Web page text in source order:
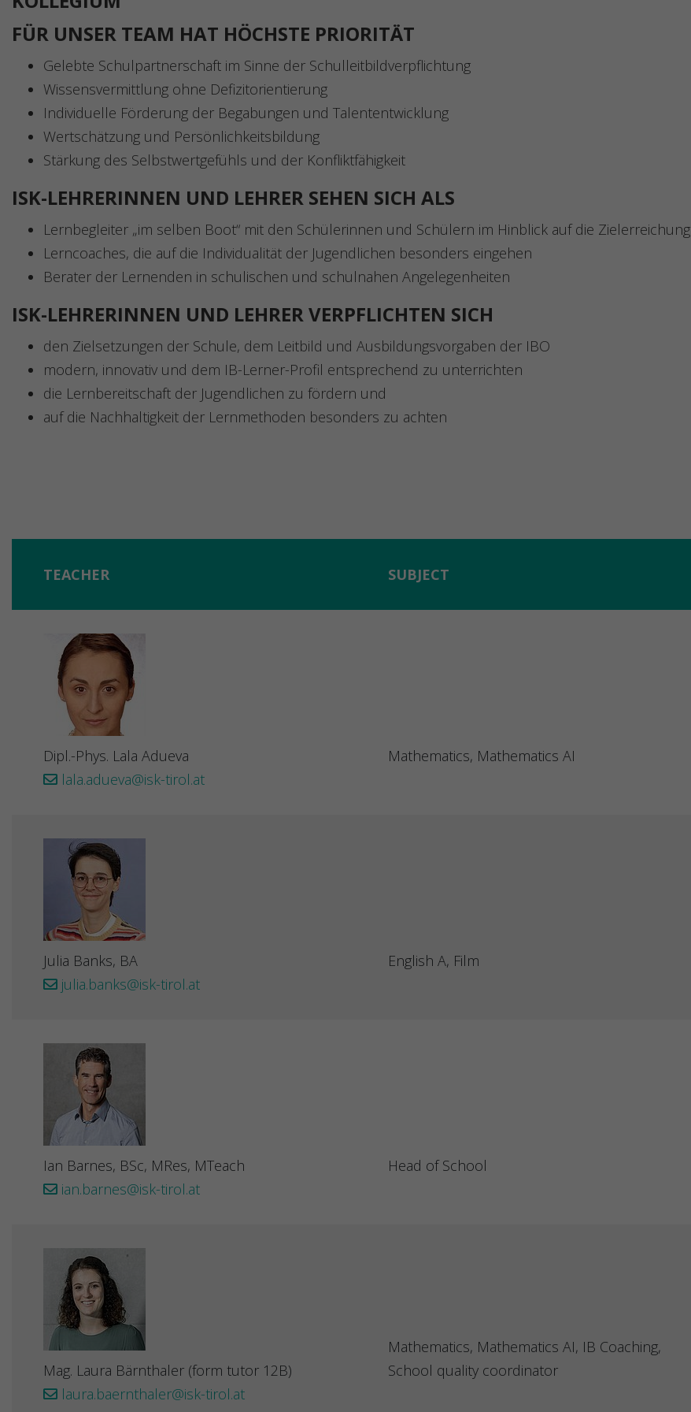
FÜR UNSER TEAM HAT HÖCHSTE PRIORITÄT
Gelebte Schulpartnerschaft im Sinne der Schulleitbildverpflichtung
Wissensvermittlung ohne Defizitorientierung
Individuelle Förderung der Begabungen und Talententwicklung
Wertschätzung und Persönlichkeitsbildung
Stärkung des Selbstwertgefühls und der Konfliktfähigkeit
ISK-LEHRERINNEN UND LEHRER SEHEN SICH ALS
Lernbegleiter „im selben Boot“ mit den Schülerinnen und Schülern im Hinblick auf die Zielerreichung
Lerncoaches, die auf die Individualität der Jugendlichen besonders eingehen
Berater der Lernenden in schulischen und schulnahen Angelegenheiten
ISK-LEHRERINNEN UND LEHRER VERPFLICHTEN SICH
den Zielsetzungen der Schule, dem Leitbild und Ausbildungsvorgaben der IBO
modern, innovativ und dem IB-Lerner-Profil entsprechend zu unterrichten
die Lernbereitschaft der Jugendlichen zu fördern und
auf die Nachhaltigkeit der Lernmethoden besonders zu achten
TEACHER SUBJECT
Dipl.-Phys. Lala Adueva
lala.adueva@isk-tirol.at
Mathematics, Mathematics AI
Julia Banks, BA
julia.banks@isk-tirol.at
English A, Film
Ian Barnes, BSc, MRes, MTeach
ian.barnes@isk-tirol.at
Head of School
Mag. Laura Bärnthaler (form tutor 12B)
laura.baernthaler@isk-tirol.at
Mathematics, Mathematics AI, IB Coaching,
School quality coordinator